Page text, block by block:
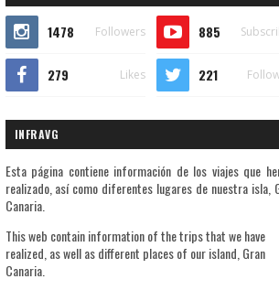
1478 Followers 885
279 Likes 221
INFRAVG
Esta página contiene información de los viajes que
realizado, así como diferentes lugares de nuestra isla,
Canaria.
This web contain information of the trips that we have
realized, as well as different places of our island, Gran
Canaria.